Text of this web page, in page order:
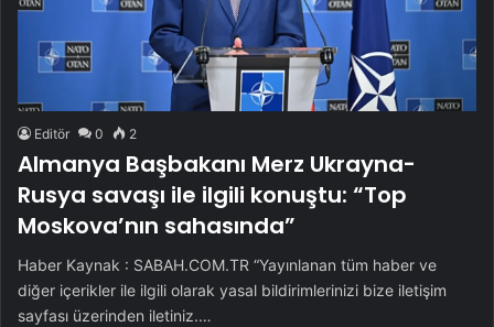
Editör 0 2
Almanya Başbakanı Merz Ukrayna-
Rusya savaşı ile ilgili konuştu: “Top
Moskova’nın sahasında”
Haber Kaynak : SABAH.COM.TR “Yayınlanan tüm haber ve
diğer içerikler ile ilgili olarak yasal bildirimlerinizi bize iletişim
sayfası üzerinden iletiniz.…